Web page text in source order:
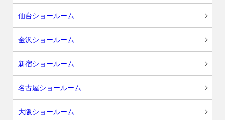
仙台ショールーム
金沢ショールーム
新宿ショールーム
名古屋ショールーム
大阪ショールーム